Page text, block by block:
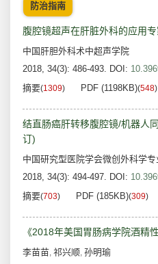
防治指南
腹腔镜超声在肝脏外科的应用
中国肝胆外科术中超声学院
2018, 34(3): 486-493. DOI:
摘要(1309) PDF (1198KB)(548)
结直肠癌肝转移腹腔镜/机器人
订)
中国研究型医院学会微创外科学
2018, 34(3): 494-497. DOI:
摘要(703) PDF (185KB)(309)
《2018年美国胃肠病学院酒精
李苗苗, 祁兴顺, 孙明瑜